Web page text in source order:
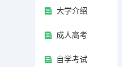
大学介绍
成人高考
自学考试